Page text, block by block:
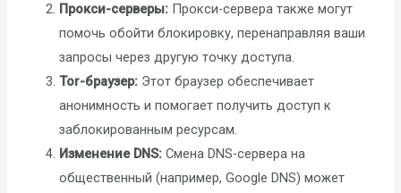
Прокси-серверы: Прокси-сервера также могут
помочь обойти блокировку, перенаправляя ваши
запросы через другую точку доступа.
Tor-браузер: Этот браузер обеспечивает
анонимность и помогает получить доступ к
заблокированным ресурсам.
Изменение DNS: Смена DNS-сервера на
общественный (например, Google DNS) может